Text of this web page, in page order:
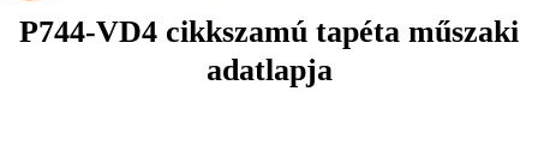
P744-VD4 cikkszamú tapéta műszaki
adatlapja